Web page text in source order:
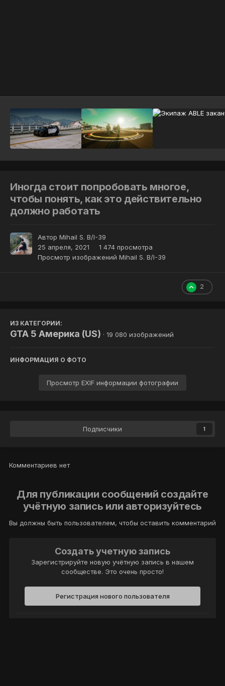
Иногда стоит попробовать многое,
чтобы понять, как это действительно
должно работать
Автор Mihail S. B/I-39
25 апреля, 2021
1 474 просмотра
Просмотр изображений Mihail S. B/I-39
2
ИЗ КАТЕГОРИИ:
GTA 5 Америка (US) · 19 080 изображений
ИНФОРМАЦИЯ О ФОТО
Просмотр EXIF информации фотографии
Подписчики 1
Комментариев нет
Для публикации сообщений создайте
учётную запись или авторизуйтесь
Вы должны быть пользователем, чтобы оставить комментарий
Создать учетную запись
Зарегистрируйте новую учётную запись в нашем
сообществе. Это очень просто!
Регистрация нового пользователя